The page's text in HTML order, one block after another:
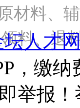
材料、
料、
坛人才
，缴
举报